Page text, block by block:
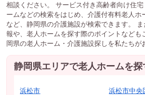
相談ください。 サービス付き高齢者向け住
ームなどの検索をはじめ、介護付有料老人ホ
など、静岡県の介護施設が検索できます。
報や、老人ホームを探す際のポイントなども
岡県の老人ホーム・介護施設探しを私たちが
静岡県エリアで老人ホームを探
浜松市 浜松市中央